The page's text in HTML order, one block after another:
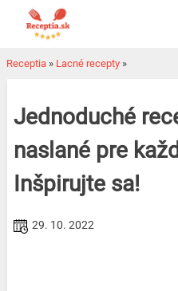
Receptia » Lacné recepty »
Jednoduché recepty na torty
naslané pre
Inšpirujte sa!
29. 10. 2022